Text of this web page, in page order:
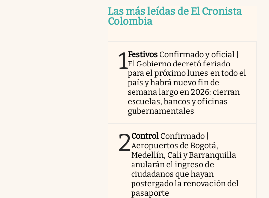
Las más leídas de El Cronista
Colombia
1Festivos Confirmado y oficial |
El Gobierno decretó feriado
para el próximo lunes en todo el
país y habrá nuevo fin de
semana largo en 2026: cierran
escuelas, bancos y oficinas
gubernamentales
2Control Confirmado |
Aeropuertos de Bogotá,
Medellín, Cali y Barranquilla
anularán el ingreso de
ciudadanos que hayan
postergado la renovación del
pasaporte